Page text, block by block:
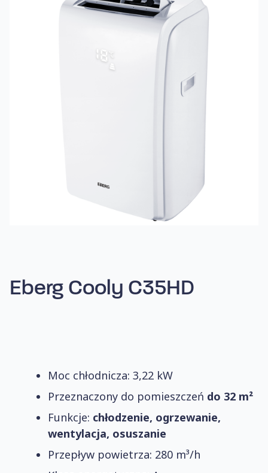
Eberg Cooly C35HD
Moc chłodnicza: 3,22 kW
Przeznaczony do pomieszczeń do 32 m²
Funkcje: chłodzenie, ogrzewanie,
wentylacja, osuszanie
Przepływ powietrza: 280 m³/h